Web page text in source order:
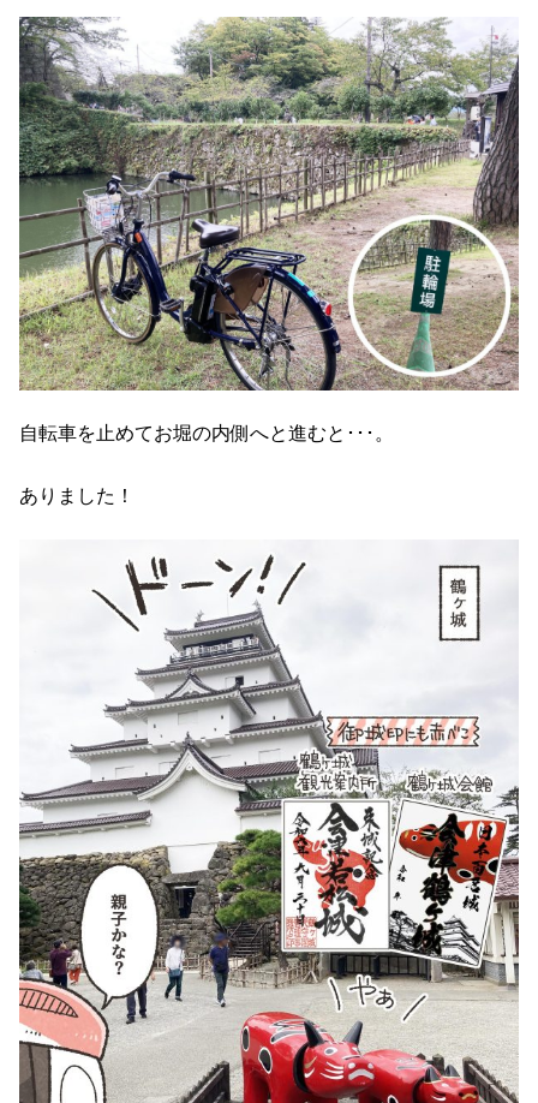
自転車を止めてお堀の内側へと進むと･･･。
ありました！